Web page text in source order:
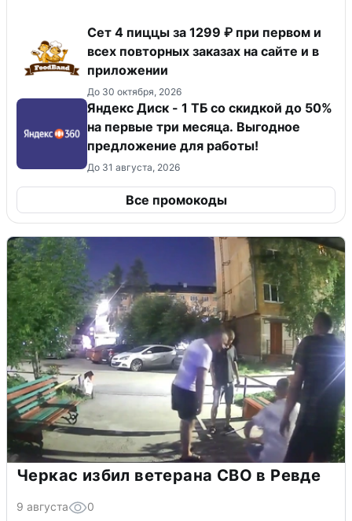
Сет 4 пиццы за 1299 ₽ при первом и
всех повторных заказах на сайте и в
приложении
До 30 октября, 2026
Яндекс Диск - 1 ТБ со скидкой до 50%
на первые три месяца. Выгодное
предложение для работы!
До 31 августа, 2026
Все промокоды
Черкас избил ветерана СВО в Ревде
9 августа 0